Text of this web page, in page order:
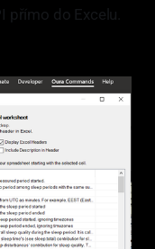
přímo do Excelu.